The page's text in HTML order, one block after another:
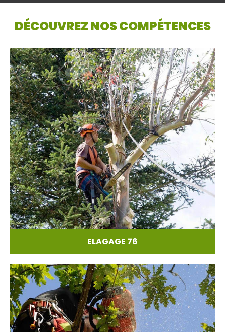
DÉCOUVREZ NOS COMPÉTENCES
ELAGAGE 76